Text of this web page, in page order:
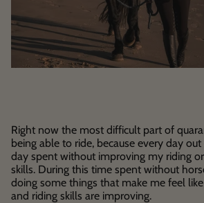
Right now the most difficult part of
being able to ride, because every day
day spent without improving my riding
skills. During this time spent without
doing some things that make me feel
and riding skills are improving.